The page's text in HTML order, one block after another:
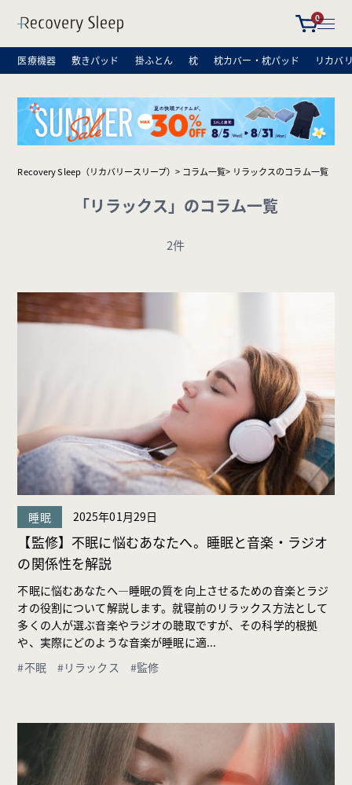
0
医療機器 敷きパッド 掛ふとん 枕 枕カバー・枕パッド リカバ
Recovery Sleep（リカバリースリープ） コラム一覧 リラックスのコラム一覧
「リラックス」のコラム一覧
2件
睡眠 2025年01月29日
【監修】不眠に悩むあなたへ。睡眠と音楽・ラジオ
の関係性を解説
不眠に悩むあなたへ―睡眠の質を向上させるための音楽とラジ
オの役割について解説します。就寝前のリラックス方法として
多くの人が選ぶ音楽やラジオの聴取ですが、その科学的根拠
や、実際にどのような音楽が睡眠に適...
#不眠
#リラックス #監修